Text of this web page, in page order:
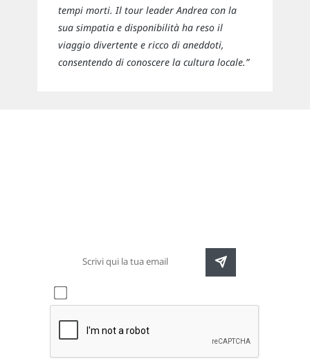
tempi morti. Il tour leader Andrea con la
sua simpatia e disponibilità ha reso il
viaggio divertente e ricco di aneddoti,
consentendo di conoscere la cultura locale.”